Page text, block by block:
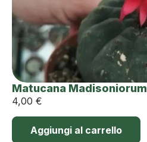
Matucana Madisoniorum
4,00 €
Aggiungi al carrello